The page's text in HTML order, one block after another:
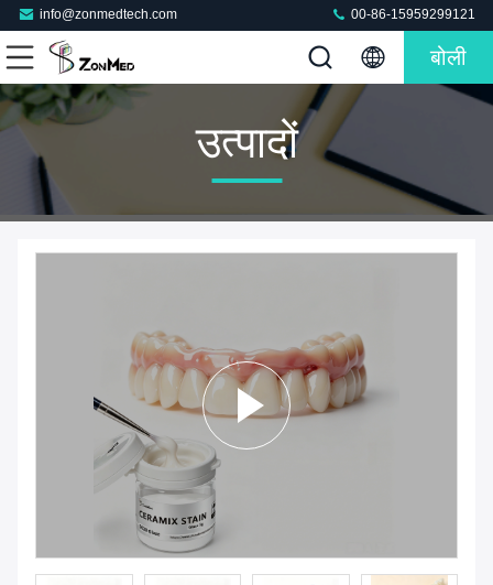
info@zonmedtech.com 00-86-15959299121
बोली
उत्पादों